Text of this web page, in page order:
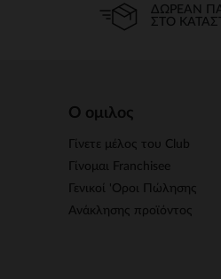
ΔΩΡΕΆΝ
ΣΤΟ
Ο ομιλος
Γίνετε μέλος του Club
Γίνομαι Franchisee
Γενικοί 'Οροι Πώλησης
Ανάκλησης προϊόντος